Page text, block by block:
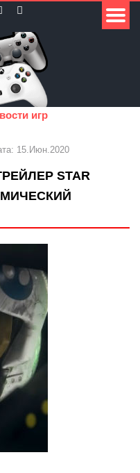
игр
15.Июн.2020
STAR